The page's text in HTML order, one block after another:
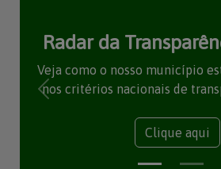
Radar da
Veja como o nosso município
nos critérios nacionais de
Clique aqui